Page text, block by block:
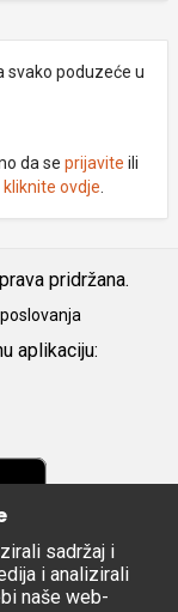
svako poduzeće u
da se prijavite ili
kliknite ovdje
pridržana.
aplikaciju:
sadržaj i
i analizirali
naše web-